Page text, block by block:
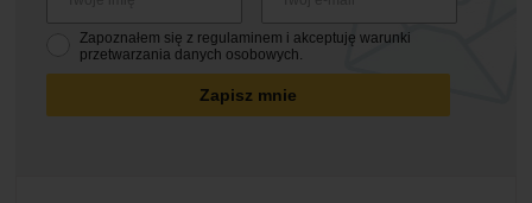
Zapoznałem się z regulaminem i akceptuję warunki
przetwarzania danych osobowych.
Zapisz mnie